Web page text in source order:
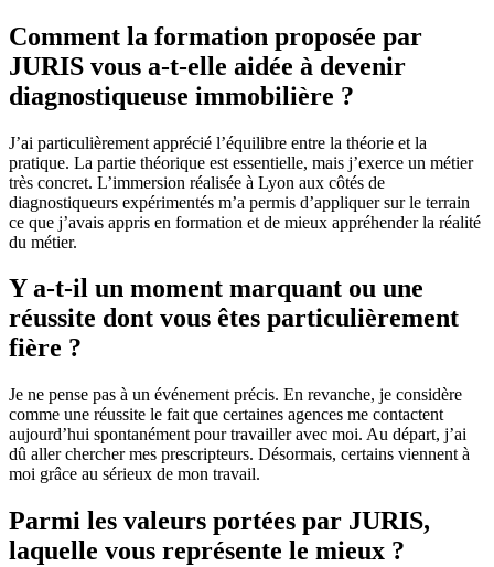
Comment la formation proposée par
JURIS vous a-t-elle aidée à devenir
diagnostiqueuse immobilière ?
J’ai particulièrement apprécié l’équilibre entre la théorie et la
pratique. La partie théorique est essentielle, mais j’exerce un métier
très concret. L’immersion réalisée à Lyon aux côtés de
diagnostiqueurs expérimentés m’a permis d’appliquer sur le terrain
ce que j’avais appris en formation et de mieux appréhender la réalité
du métier.
Y a-t-il un moment marquant ou une
réussite dont vous êtes particulièrement
fière ?
Je ne pense pas à un événement précis. En revanche, je considère
comme une réussite le fait que certaines agences me contactent
aujourd’hui spontanément pour travailler avec moi. Au départ, j’ai
dû aller chercher mes prescripteurs. Désormais, certains viennent à
moi grâce au sérieux de mon travail.
Parmi les valeurs portées par JURIS,
laquelle vous représente le mieux ?